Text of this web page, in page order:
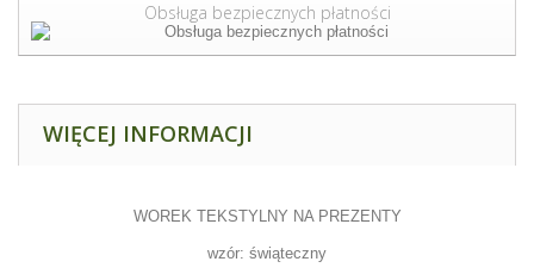
Obsługa bezpiecznych płatności
WIĘCEJ INFORMACJI
WOREK TEKSTYLNY NA PREZENTY
wzór: świąteczny